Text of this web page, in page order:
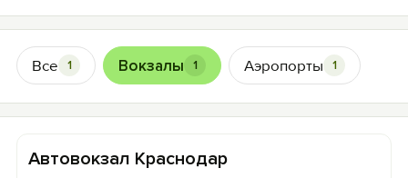
История просмотра
Добавить свой объект
Все 1 Вокзалы 1 Аэропорты 1
Автовокзал Краснодар